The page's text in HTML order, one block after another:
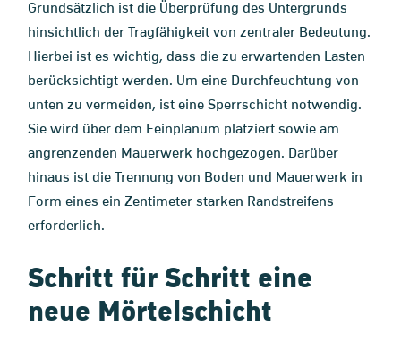
Grundsätzlich ist die Überprüfung des Untergrunds
hinsichtlich der Tragfähigkeit von zentraler Bedeutung.
Hierbei ist es wichtig, dass die zu erwartenden Lasten
berücksichtigt werden. Um eine Durchfeuchtung von
unten zu vermeiden, ist eine Sperrschicht notwendig.
Sie wird über dem Feinplanum platziert sowie am
angrenzenden Mauerwerk hochgezogen. Darüber
hinaus ist die Trennung von Boden und Mauerwerk in
Form eines ein Zentimeter starken Randstreifens
erforderlich.
Schritt für Schritt eine
neue Mörtelschicht